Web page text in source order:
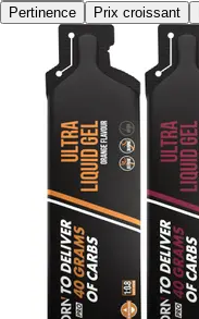
Pertinence
Prix croissant